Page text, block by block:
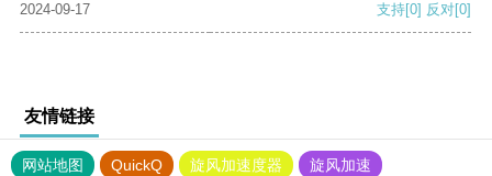
2024-09-17 支持[0] 反对[0]
友情链接
网站地图 QuickQ 旋风加速度器
旋风加速